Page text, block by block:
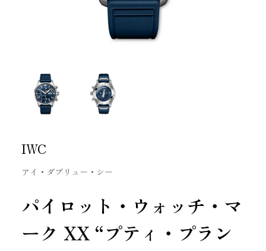
IWC
アイ・ダブリュー・シー
パイロット・ウォッチ・マ
ーク XX “プティ・プラン